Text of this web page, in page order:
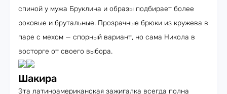
спиной у мужа Бруклина и образы подбирает более
роковые и брутальные. Прозрачные брюки из кружева в
паре с мехом — спорный вариант, но сама Никола в
восторге от своего выбора.
Шакира
Эта латиноамериканская зажигалка всегда полна